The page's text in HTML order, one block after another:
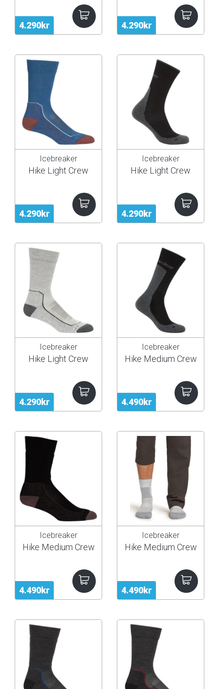
4.290kr 4.290kr
4.290kr
Icebreaker
Hike Light Crew
4.290kr
Icebreaker
Hike Light Crew
4.290kr
Icebreaker
Hike Light Crew
4.490kr
Icebreaker
Hike Medium Crew
4.490kr
Icebreaker
Hike Medium Crew
4.490kr
Icebreaker
Hike Medium Crew